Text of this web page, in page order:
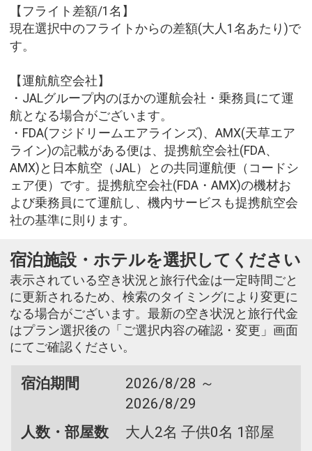
【フライト差額/1名】
現在選択中のフライトからの差額(大人1名あたり)で
す。
【運航航空会社】
・JALグループ内のほかの運航会社・乗務員にて運
航となる場合がございます。
・FDA(フジドリームエアラインズ)、AMX(天草エア
ライン)の記載がある便は、提携航空会社(FDA、
AMX)と日本航空（JAL）との共同運航便（コードシ
ェア便）です。提携航空会社(FDA・AMX)の機材お
よび乗務員にて運航し、機内サービスも提携航空会
社の基準に則ります。
宿泊施設・ホテルを選択してください
表示されている空き状況と旅行代金は一定時間ごと
に更新されるため、検索のタイミングにより変更に
なる場合がございます。最新の空き状況と旅行代金
はプラン選択後の「ご選択内容の確認・変更」画面
にてご確認ください。
宿泊期間
2026/8/28 ～
2026/8/29
人数・部屋数
大人2名 子供0名 1部屋